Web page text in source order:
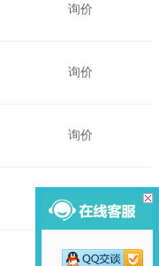
询价
询价
询价
询价